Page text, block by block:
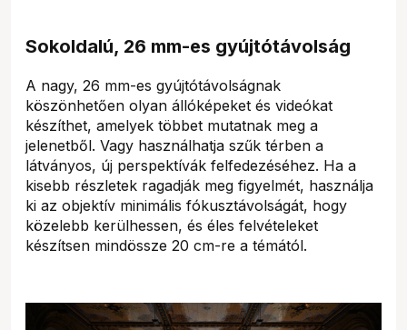
Sokoldalú, 26 mm-es gyújtótávolság
A nagy, 26 mm-es gyújtótávolságnak
köszönhetően olyan állóképeket és videókat
készíthet, amelyek többet mutatnak meg a
jelenetből. Vagy használhatja szűk térben a
látványos, új perspektívák felfedezéséhez. Ha a
kisebb részletek ragadják meg figyelmét, használja
ki az objektív minimális fókusztávolságát, hogy
közelebb kerülhessen, és éles felvételeket
készítsen mindössze 20 cm-re a témától.